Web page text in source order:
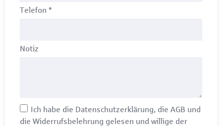
Telefon *
Notiz
Ich habe die Datenschutzerklärung, die AGB und
die Widerrufsbelehrung gelesen und willige der